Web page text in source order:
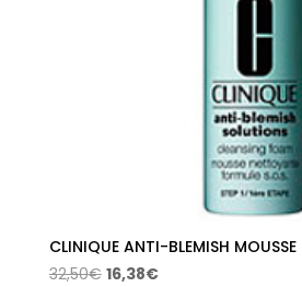
CLINIQUE ANTI-BLEMISH
32,50€ El
16,38€El